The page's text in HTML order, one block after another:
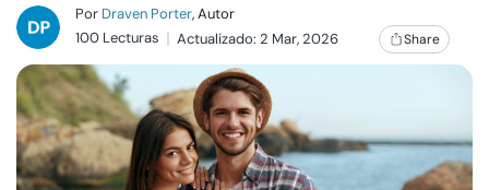
Relaciones
Familia
Ayuda
Por Draven Porter, Autor
100 Lecturas
Actualizado: 2 Mar, 2026 Share